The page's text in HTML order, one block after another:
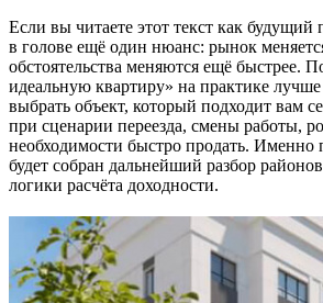
Если вы читаете этот текст как будущий
в голове ещё один нюанс: рынок
обстоятельства меняются ещё быстрее.
идеальную квартиру» на практике
выбрать объект, который подходит вам
при сценарии переезда, смены работы,
необходимости быстро продать. Именно
будет собран дальнейший разбор
логики расчёта доходности.